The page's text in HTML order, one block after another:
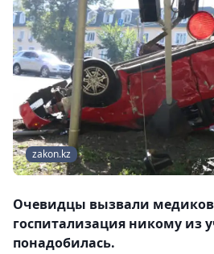
zakon.kz
Очевидцы вызвали
госпитализация никому из
понадобилась.